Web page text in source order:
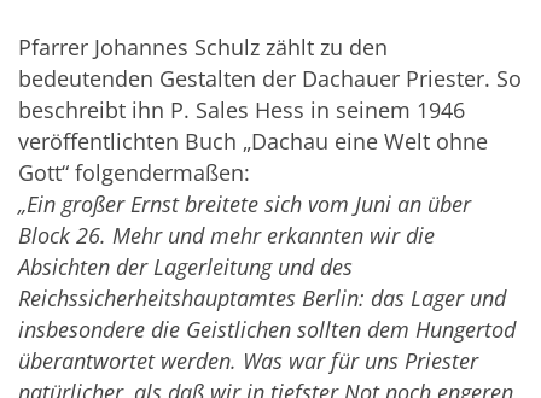
Pfarrer Johannes Schulz zählt zu den
bedeutenden Gestalten der Dachauer Priester. So
beschreibt ihn P. Sales Hess in seinem 1946
veröffentlichten Buch „Dachau eine Welt ohne
Gott“ folgendermaßen:
„Ein großer Ernst breitete sich vom Juni an über
Block 26. Mehr und mehr erkannten wir die
Absichten der Lagerleitung und des
Reichssicherheitshauptamtes Berlin: das Lager und
insbesondere die Geistlichen sollten dem Hungertod
überantwortet werden. Was war für uns Priester
natürlicher, als daß wir in tiefster Not noch engeren